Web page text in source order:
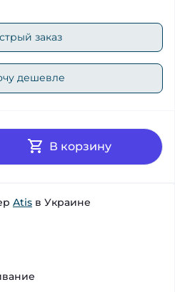
заказ
дешевле
В корзину
Atis в Украине